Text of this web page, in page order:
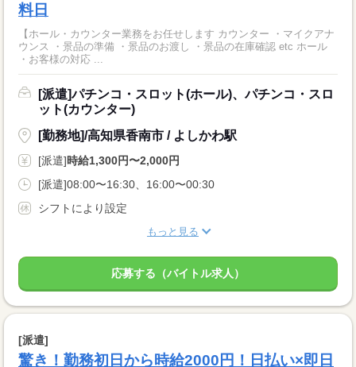
料日
【ホール・カウンター業務をお任せします カウンター ・マイクアナ
ウンス ・景品の準備 ・景品のお渡し ・景品の在庫確認 etc ホール
・お客様の対応 ...
[派遣]パチンコ・スロット(ホール)、パチンコ・スロ
ット(カウンター)
[勤務地]/高知県香南市 / よしかわ駅
[派遣]時給1,300円〜2,000円
[派遣]08:00〜16:30、16:00〜00:30
シフトにより設定
もっと見る
応募する（バイトル求人）
[派遣]
驚き！勤務初日から時給2000円！日払い×即日